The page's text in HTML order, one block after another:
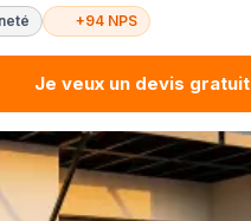
+94 NPS
Je veux un devis gratuit